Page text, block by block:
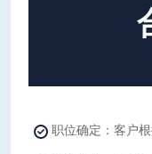
职位确定：客户